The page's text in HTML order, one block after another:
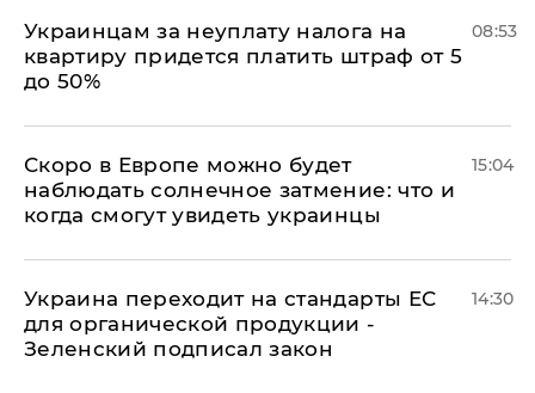
Украинцам за неуплату налога на
квартиру придется платить штраф от 5
до 50%
08:53
Скоро в Европе можно будет
наблюдать солнечное затмение: что и
когда смогут увидеть украинцы
15:04
Украина переходит на стандарты ЕС
для органической продукции -
Зеленский подписал закон
14:30